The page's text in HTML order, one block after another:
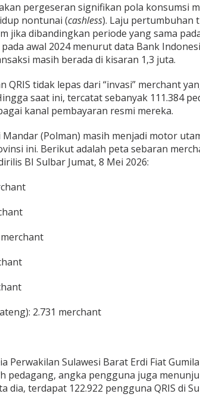
pergeseran signifikan pola konsumsi
nontunai (cashless). Laju pertumbuhan
jika dibandingkan periode yang sama
awal 2024 menurut data Bank
masih berada di kisaran 1,3 juta.
QRIS tidak lepas dari “invasi” merchant
saat ini, tercatat sebanyak 111.384
kanal pembayaran resmi mereka.
Mandar (Polman) masih menjadi motor
ini. Berikut adalah peta sebaran
BI Sulbar Jumat, 8 Mei 2026:
merchant
2.731 merchant
Perwakilan Sulawesi Barat Erdi Fiat
pedagang, angka pengguna juga
dia, terdapat 122.922 pengguna QRIS di